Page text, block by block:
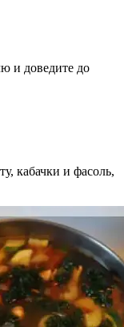
и доведите до
кабачки и фасоль,